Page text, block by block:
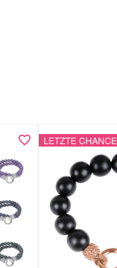
LETZTE CHANCE